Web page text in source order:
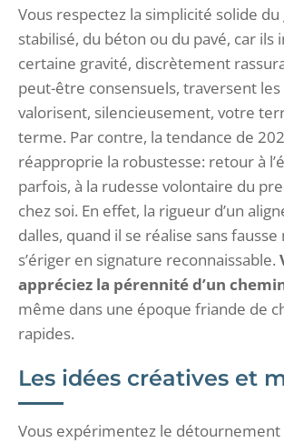
Vous respectez la simplicité solide
stabilisé, du béton ou du pavé, car ils
certaine gravité, discrètement
peut-être consensuels, traversent
valorisent, silencieusement, votre
terme. Par contre, la tendance de
réapproprie la robustesse: retour à
parfois, à la rudesse volontaire du
chez soi. En effet, la rigueur d’un
dalles, quand il se réalise sans
s’ériger en signature reconnaissable.
appréciez la pérennité d’un
même dans une époque friande de
rapides.
Les idées créatives et
Vous expérimentez le détournement